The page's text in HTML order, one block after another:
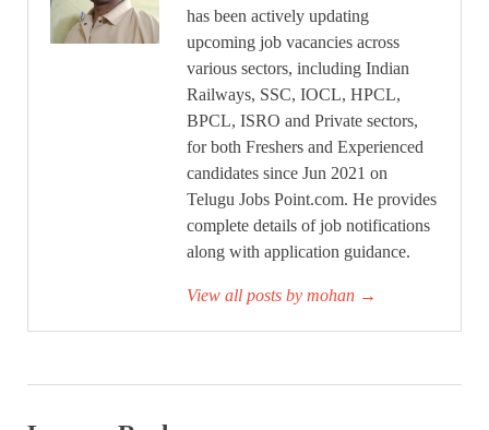
has been actively updating
upcoming job vacancies across
various sectors, including Indian
Railways, SSC, IOCL, HPCL,
BPCL, ISRO and Private sectors,
for both Freshers and Experienced
candidates since Jun 2021 on
Telugu Jobs Point.com. He provides
complete details of job notifications
along with application guidance.
View all posts by mohan →